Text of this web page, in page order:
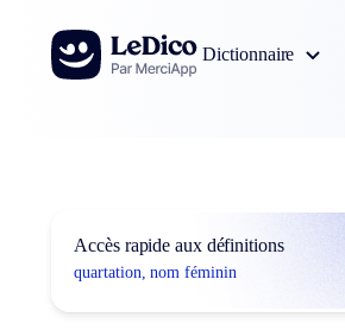
Aller au contenu
Dictionnaire
Accès rapide aux définitions
quartation, nom féminin